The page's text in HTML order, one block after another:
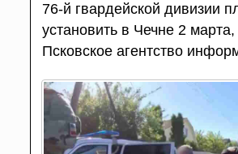
76-й гвардейской дивизии
установить в Чечне 2
Псковское агентство